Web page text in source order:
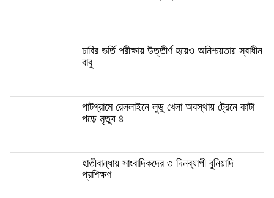
ঢাবির ভর্তি পরীক্ষায় উত্তীর্ণ হয়েও অনিশ্চয়তায় স্বাধীন
বাবু
পাটগ্রামে রেললাইনে লুডু খেলা অবস্থায় ট্রেনে কাটা
পড়ে মৃত্যু ৪
হাতীবান্ধায় সাংবাদিকদের ৩ দিনব্যাপী বুনিয়াদি
প্রশিক্ষণ